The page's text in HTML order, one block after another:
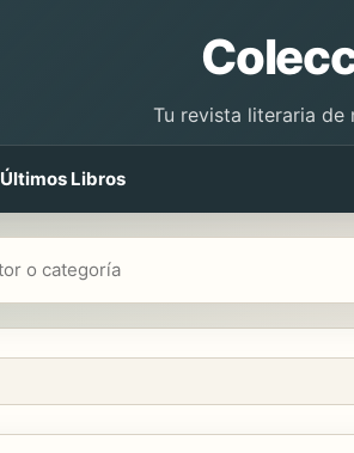
Tu revista literaria de
Últimos Libros